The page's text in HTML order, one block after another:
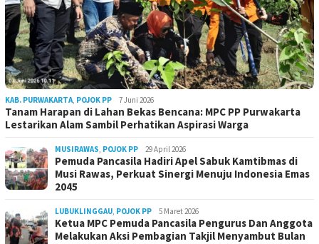
KAB. PURWAKARTA, POJOK PP 7 Juni 2026
Tanam Harapan di Lahan Bekas Bencana: MPC PP Purwakarta
Lestarikan Alam Sambil Perhatikan Aspirasi Warga
MUSIRAWAS, POJOK PP 29 April 2026
Pemuda Pancasila Hadiri Apel Sabuk Kamtibmas di
Musi Rawas, Perkuat Sinergi Menuju Indonesia Emas
2045
LUBUKLINGGAU, POJOK PP 5 Maret 2026
Ketua MPC Pemuda Pancasila Pengurus Dan Anggota
Melakukan Aksi Pembagian Takjil Menyambut Bulan